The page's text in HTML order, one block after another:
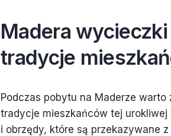
Madera
tradycje
Podczas pobytu na Maderze
tradycje mieszkańców tej
i obrzędy, które są przekazywane